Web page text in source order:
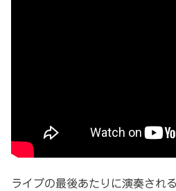
ライブの最後あたりに演奏され